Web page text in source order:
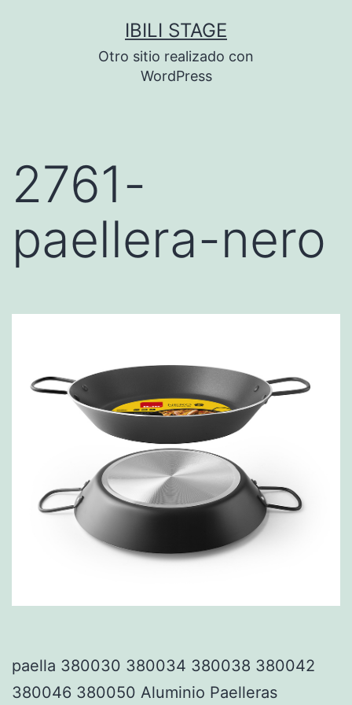
IBILI STAGE
Otro sitio realizado con
WordPress
2761-
paellera-nero
paella 380030 380034 380038 380042
380046 380050 Aluminio Paelleras